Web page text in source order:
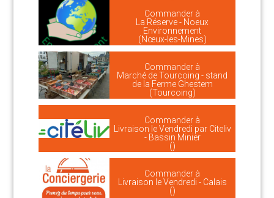
Commander à
La Réserve - Noeux
Environnement
(Nœux-les-Mines)
Commander à
Marché de Tourcoing - stand
de la Ferme Ghestem
(Tourcoing)
Commander à
Livraison le Vendredi par Citeliv
- Bassin Minier
()
Commander à
Livraison le Vendredi - Calais
()